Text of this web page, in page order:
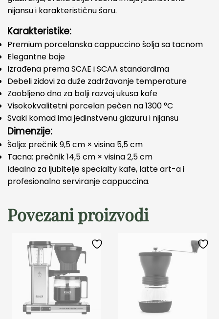
nijansu i karakterističnu šaru.
Karakteristike:
Premium porcelanska cappuccino šolja sa tacnom
Elegantne boje
Izrađena prema SCAE i SCAA standardima
Debeli zidovi za duže zadržavanje temperature
Zaobljeno dno za bolji razvoj ukusa kafe
Visokokvalitetni porcelan pečen na 1300 °C
Svaki komad ima jedinstvenu glazuru i nijansu
Dimenzije:
Šolja: prečnik 9,5 cm × visina 5,5 cm
Tacna: prečnik 14,5 cm × visina 2,5 cm
Idealna za ljubitelje specialty kafe, latte art-a i
profesionalno serviranje cappuccina.
Povezani proizvodi